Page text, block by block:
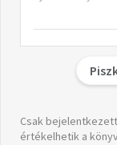
Csak
értékelhetik a